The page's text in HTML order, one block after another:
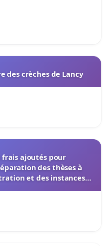
des crèches de Lancy
ajoutés pour
des thèses à
et des instances